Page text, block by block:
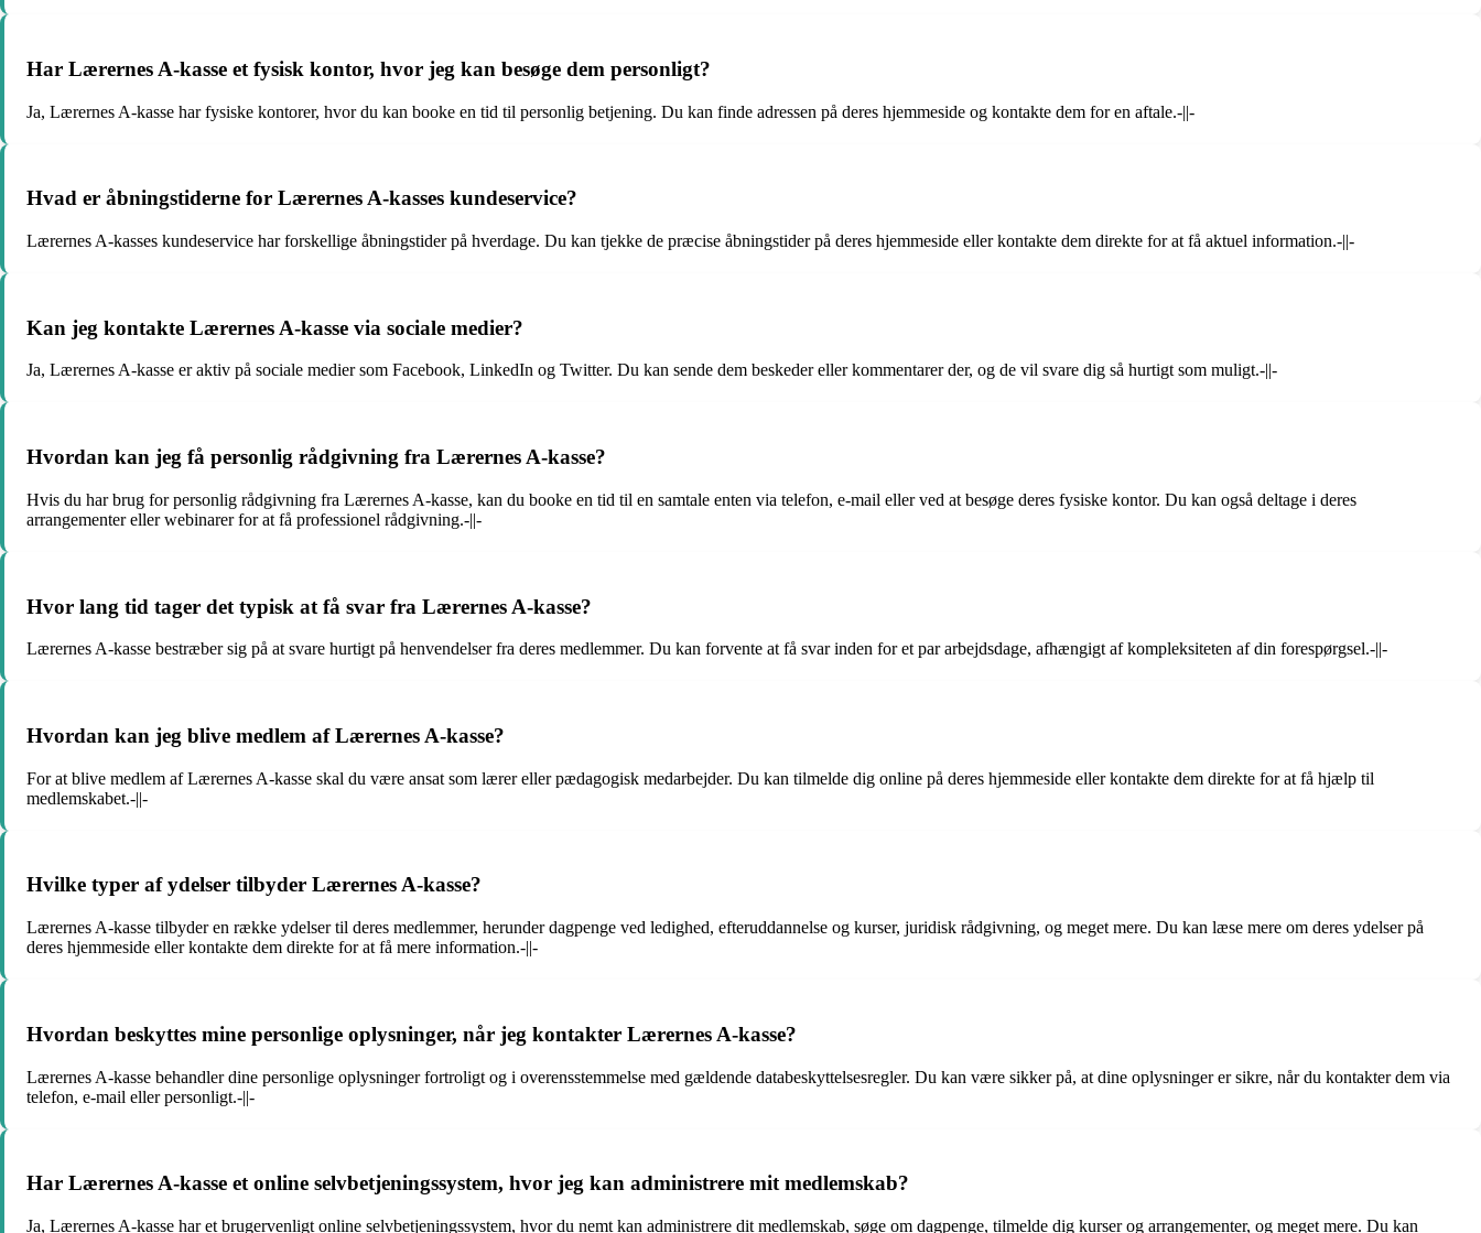
Har Lærernes A-kasse et fysisk kontor, hvor jeg kan besøge dem personligt?
Ja, Lærernes A-kasse har fysiske kontorer, hvor du kan booke en tid til personlig betjening. Du kan finde adressen på deres hjemmeside og kontakte dem for en aftale.-||-
Hvad er åbningstiderne for Lærernes A-kasses kundeservice?
Lærernes A-kasses kundeservice har forskellige åbningstider på hverdage. Du kan tjekke de præcise åbningstider på deres hjemmeside eller kontakte dem direkte for at få aktuel information.-||-
Kan jeg kontakte Lærernes A-kasse via sociale medier?
Ja, Lærernes A-kasse er aktiv på sociale medier som Facebook, LinkedIn og Twitter. Du kan sende dem beskeder eller kommentarer der, og de vil svare dig så hurtigt som muligt.-||-
Hvordan kan jeg få personlig rådgivning fra Lærernes A-kasse?
Hvis du har brug for personlig rådgivning fra Lærernes A-kasse, kan du booke en tid til en samtale enten via telefon, e-mail eller ved at besøge deres fysiske kontor. Du kan også deltage i deres
arrangementer eller webinarer for at få professionel rådgivning.-||-
Hvor lang tid tager det typisk at få svar fra Lærernes A-kasse?
Lærernes A-kasse bestræber sig på at svare hurtigt på henvendelser fra deres medlemmer. Du kan forvente at få svar inden for et par arbejdsdage, afhængigt af kompleksiteten af din forespørgsel.-||-
Hvordan kan jeg blive medlem af Lærernes A-kasse?
For at blive medlem af Lærernes A-kasse skal du være ansat som lærer eller pædagogisk medarbejder. Du kan tilmelde dig online på deres hjemmeside eller kontakte dem direkte for at få hjælp til
medlemskabet.-||-
Hvilke typer af ydelser tilbyder Lærernes A-kasse?
Lærernes A-kasse tilbyder en række ydelser til deres medlemmer, herunder dagpenge ved ledighed, efteruddannelse og kurser, juridisk rådgivning, og meget mere. Du kan læse mere om deres ydelser på
deres hjemmeside eller kontakte dem direkte for at få mere information.-||-
Hvordan beskyttes mine personlige oplysninger, når jeg kontakter Lærernes A-kasse?
Lærernes A-kasse behandler dine personlige oplysninger fortroligt og i overensstemmelse med gældende databeskyttelsesregler. Du kan være sikker på, at dine oplysninger er sikre, når du kontakter dem via
telefon, e-mail eller personligt.-||-
Har Lærernes A-kasse et online selvbetjeningssystem, hvor jeg kan administrere mit medlemskab?
Ja, Lærernes A-kasse har et brugervenligt online selvbetjeningssystem, hvor du nemt kan administrere dit medlemskab, søge om dagpenge, tilmelde dig kurser og arrangementer, og meget mere. Du kan